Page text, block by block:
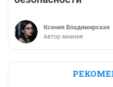
Ксения Владимирская
Автор мнения